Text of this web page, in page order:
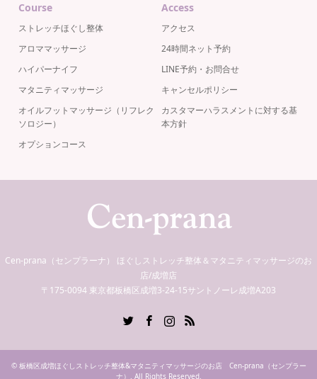
Course
ストレッチほぐし整体
アロママッサージ
ハイパーナイフ
マタニティマッサージ
オイルフットマッサージ（リフレク
ソロジー）
オプションコース
Access
アクセス
24時間ネット予約
LINE予約・お問合せ
キャンセルポリシー
カスタマーハラスメントに対する基
本方針
Cen-prana（センプラーナ） ほぐしストレッチ整体＆マタニティマッサージのお
店/成増店
〒175-0094 東京都板橋区成増3-24-15サントノーレ成増A203
RSS
© 板橋区成増ほぐしストレッチ整体&マタニティマッサージのお店 Cen-prana（センプラー
ナ） . All Rights Reserved.